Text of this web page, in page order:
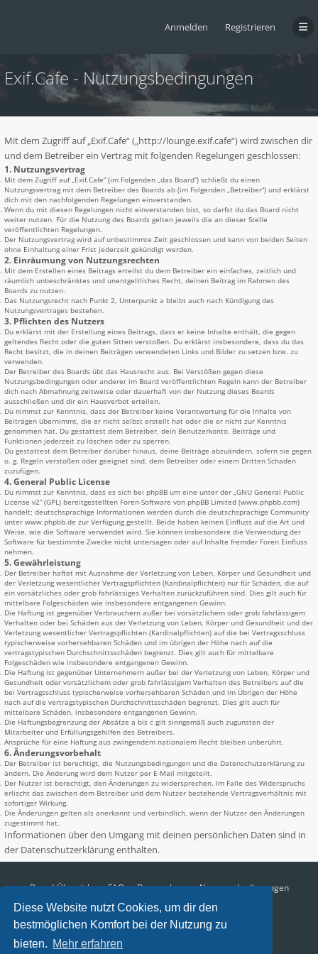
Diese Website nutzt Cookies, um dir den
bestmöglichen Komfort bei der Nutzung zu
bieten. Mehr erfahren
Anmelden Registrieren
Exif.Cafe - Nutzungsbedingungen
Mit dem Zugriff auf „Exif.Cafe“ („http://lounge.exif.cafe“) wird zwischen dir
und dem Betreiber ein Vertrag mit folgenden Regelungen geschlossen:
1. Nutzungsvertrag
Mit dem Zugriff auf „Exif.Cafe“ (im Folgenden „das Board“) schließt du einen
Nutzungsvertrag mit dem Betreiber des Boards ab (im Folgenden „Betreiber“) und erklärst
dich mit den nachfolgenden Regelungen einverstanden.
Wenn du mit diesen Regelungen nicht einverstanden bist, so darfst du das Board nicht
weiter nutzen. Für die Nutzung des Boards gelten jeweils die an dieser Stelle
veröffentlichten Regelungen.
Der Nutzungsvertrag wird auf unbestimmte Zeit geschlossen und kann von beiden Seiten
ohne Einhaltung einer Frist jederzeit gekündigt werden.
2. Einräumung von Nutzungsrechten
Mit dem Erstellen eines Beitrags erteilst du dem Betreiber ein einfaches, zeitlich und
räumlich unbeschränktes und unentgeltliches Recht, deinen Beitrag im Rahmen des
Boards zu nutzen.
Das Nutzungsrecht nach Punkt 2, Unterpunkt a bleibt auch nach Kündigung des
Nutzungsvertrages bestehen.
3. Pflichten des Nutzers
Du erklärst mit der Erstellung eines Beitrags, dass er keine Inhalte enthält, die gegen
geltendes Recht oder die guten Sitten verstoßen. Du erklärst insbesondere, dass du das
Recht besitzt, die in deinen Beiträgen verwendeten Links und Bilder zu setzen bzw. zu
verwenden.
Der Betreiber des Boards übt das Hausrecht aus. Bei Verstößen gegen diese
Nutzungsbedingungen oder anderer im Board veröffentlichten Regeln kann der Betreiber
dich nach Abmahnung zeitweise oder dauerhaft von der Nutzung dieses Boards
ausschließen und dir ein Hausverbot erteilen.
Du nimmst zur Kenntnis, dass der Betreiber keine Verantwortung für die Inhalte von
Beiträgen übernimmt, die er nicht selbst erstellt hat oder die er nicht zur Kenntnis
genommen hat. Du gestattest dem Betreiber, dein Benutzerkonto, Beiträge und
Funktionen jederzeit zu löschen oder zu sperren.
Du gestattest dem Betreiber darüber hinaus, deine Beiträge abzuändern, sofern sie gegen
o. g. Regeln verstoßen oder geeignet sind, dem Betreiber oder einem Dritten Schaden
zuzufügen.
4. General Public License
Du nimmst zur Kenntnis, dass es sich bei phpBB um eine unter der „GNU General Public
License v2“ (GPL) bereitgestellten Foren-Software von phpBB Limited (www.phpbb.com)
handelt; deutschsprachige Informationen werden durch die deutschsprachige Community
unter www.phpbb.de zur Verfügung gestellt. Beide haben keinen Einfluss auf die Art und
Weise, wie die Software verwendet wird. Sie können insbesondere die Verwendung der
Software für bestimmte Zwecke nicht untersagen oder auf Inhalte fremder Foren Einfluss
nehmen.
5. Gewährleistung
Der Betreiber haftet mit Ausnahme der Verletzung von Leben, Körper und Gesundheit und
der Verletzung wesentlicher Vertragspflichten (Kardinalpflichten) nur für Schäden, die auf
ein vorsätzliches oder grob fahrlässiges Verhalten zurückzuführen sind. Dies gilt auch für
mittelbare Folgeschäden wie insbesondere entgangenen Gewinn.
Die Haftung ist gegenüber Verbrauchern außer bei vorsätzlichem oder grob fahrlässigem
Verhalten oder bei Schäden aus der Verletzung von Leben, Körper und Gesundheit und der
Verletzung wesentlicher Vertragspflichten (Kardinalpflichten) auf die bei Vertragsschluss
typischerweise vorhersehbaren Schäden und im übrigen der Höhe nach auf die
vertragstypischen Durchschnittsschäden begrenzt. Dies gilt auch für mittelbare
Folgeschäden wie insbesondere entgangenen Gewinn.
Die Haftung ist gegenüber Unternehmern außer bei der Verletzung von Leben, Körper und
Gesundheit oder vorsätzlichem oder grob fahrlässigem Verhalten des Betreibers auf die
bei Vertragsschluss typischerweise vorhersehbaren Schäden und im Übrigen der Höhe
nach auf die vertragstypischen Durchschnittsschäden begrenzt. Dies gilt auch für
mittelbare Schäden, insbesondere entgangenen Gewinn.
Die Haftungsbegrenzung der Absätze a bis c gilt sinngemäß auch zugunsten der
Mitarbeiter und Erfüllungsgehilfen des Betreibers.
Ansprüche für eine Haftung aus zwingendem nationalem Recht bleiben unberührt.
6. Änderungsvorbehalt
Der Betreiber ist berechtigt, die Nutzungsbedingungen und die Datenschutzerklärung zu
ändern. Die Änderung wird dem Nutzer per E-Mail mitgeteilt.
Der Nutzer ist berechtigt, den Änderungen zu widersprechen. Im Falle des Widerspruchs
erlischt das zwischen dem Betreiber und dem Nutzer bestehende Vertragsverhältnis mit
sofortiger Wirkung.
Die Änderungen gelten als anerkannt und verbindlich, wenn der Nutzer den Änderungen
zugestimmt hat.
Informationen über den Umgang mit deinen persönlichen Daten sind in
der Datenschutzerklärung enthalten.
Board-Übersicht FAQ Datenschutz
Nutzungsbedingungen
Alle Zeiten sindUTC+02:00
Aktuelle Zeit: 06.08.2026, 17:16